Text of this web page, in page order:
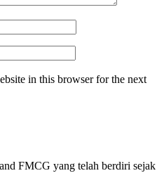
in this browser for the next
FMCG yang telah berdiri sejak